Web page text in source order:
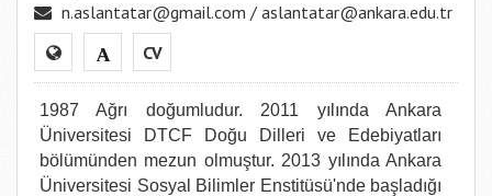
n.aslantatar@gmail.com / aslantatar@ankara.edu.tr
CV
1987 Ağrı doğumludur. 2011 yılında Ankara
Üniversitesi DTCF Doğu Dilleri ve Edebiyatları
bölümünden mezun olmuştur. 2013 yılında Ankara
Üniversitesi Sosyal Bilimler Enstitüsü'nde başladığı